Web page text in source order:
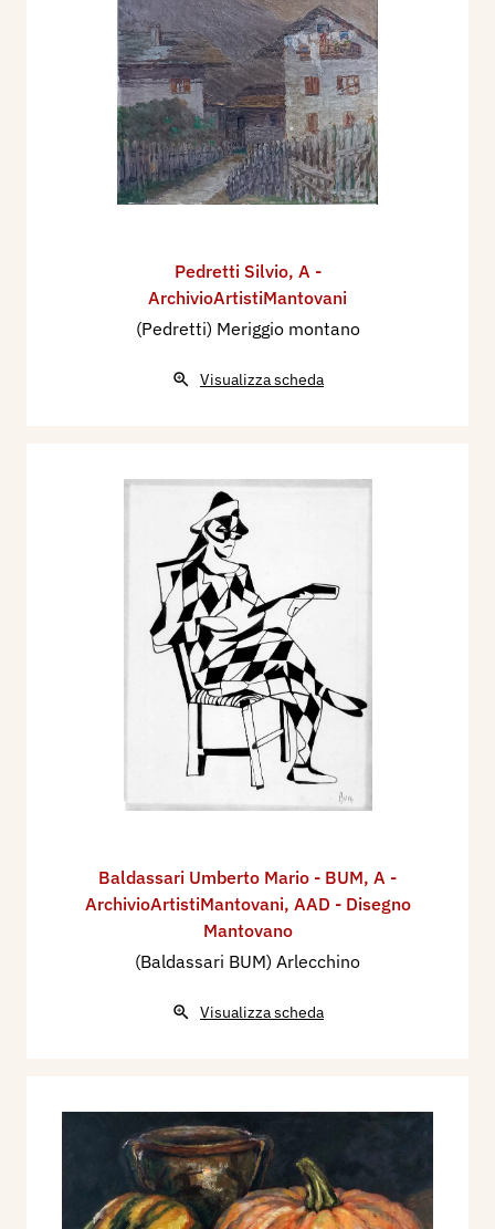
Pedretti Silvio, A -
ArchivioArtistiMantovani
(Pedretti) Meriggio montano
Visualizza scheda
Baldassari Umberto Mario - BUM, A -
ArchivioArtistiMantovani, AAD - Disegno
Mantovano
(Baldassari BUM) Arlecchino
Visualizza scheda